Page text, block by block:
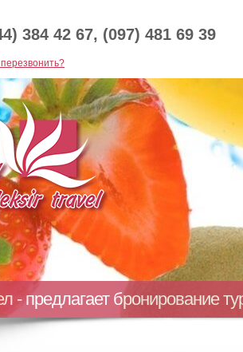
384 42 67, (097) 481 69 39
- предлагает бронирование